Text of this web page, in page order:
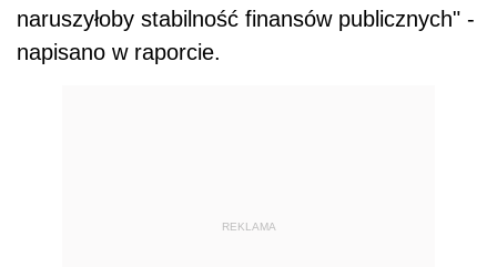
naruszyłoby stabilność finansów publicznych" -
napisano w raporcie.
REKLAMA